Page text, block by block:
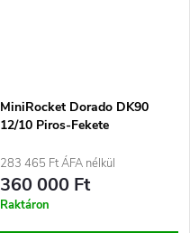
MiniRocket Dorado DK90
12/10 Piros-Fekete
283 465 Ft ÁFA nélkül
360 000 Ft
Raktáron